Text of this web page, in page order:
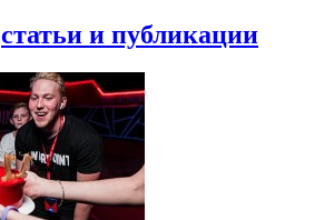
статьи и публикации